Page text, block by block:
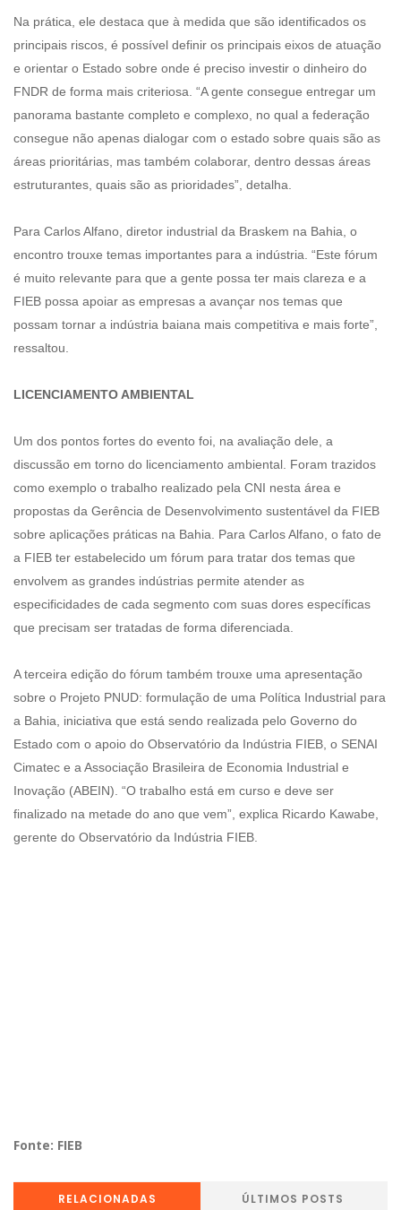
Na prática, ele destaca que à medida que são identificados os
principais riscos, é possível definir os principais eixos de atuação
e orientar o Estado sobre onde é preciso investir o dinheiro do
FNDR de forma mais criteriosa. “A gente consegue entregar um
panorama bastante completo e complexo, no qual a federação
consegue não apenas dialogar com o estado sobre quais são as
áreas prioritárias, mas também colaborar, dentro dessas áreas
estruturantes, quais são as prioridades”, detalha.
Para Carlos Alfano, diretor industrial da Braskem na Bahia, o
encontro trouxe temas importantes para a indústria. “Este fórum
é muito relevante para que a gente possa ter mais clareza e a
FIEB possa apoiar as empresas a avançar nos temas que
possam tornar a indústria baiana mais competitiva e mais forte”,
ressaltou.
LICENCIAMENTO AMBIENTAL
Um dos pontos fortes do evento foi, na avaliação dele, a
discussão em torno do licenciamento ambiental. Foram trazidos
como exemplo o trabalho realizado pela CNI nesta área e
propostas da Gerência de Desenvolvimento sustentável da FIEB
sobre aplicações práticas na Bahia. Para Carlos Alfano, o fato de
a FIEB ter estabelecido um fórum para tratar dos temas que
envolvem as grandes indústrias permite atender as
especificidades de cada segmento com suas dores específicas
que precisam ser tratadas de forma diferenciada.
A terceira edição do fórum também trouxe uma apresentação
sobre o Projeto PNUD: formulação de uma Política Industrial para
a Bahia, iniciativa que está sendo realizada pelo Governo do
Estado com o apoio do Observatório da Indústria FIEB, o SENAI
Cimatec e a Associação Brasileira de Economia Industrial e
Inovação (ABEIN). “O trabalho está em curso e deve ser
finalizado na metade do ano que vem”, explica Ricardo Kawabe,
gerente do Observatório da Indústria FIEB.
Fonte: FIEB
RELACIONADAS ÚLTIMOS POSTS